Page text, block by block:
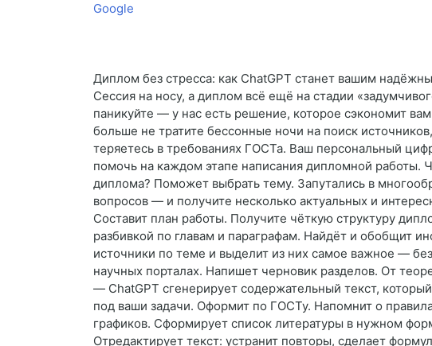
Google
Диплом без стресса: как ChatGPT станет вашим
Сессия на носу, а диплом всё ещё на стадии
паникуйте — у нас есть решение, которое сэкономит
больше не тратите бессонные ночи на поиск
теряетесь в требованиях ГОСТа. Ваш персональный
помочь на каждом этапе написания дипломной работы.
диплома? Поможет выбрать тему. Запутались в
вопросов — и получите несколько актуальных и
Составит план работы. Получите чёткую структуру
разбивкой по главам и параграфам. Найдёт и обобщит
источники по теме и выделит из них самое важное —
научных порталах. Напишет черновик разделов. От
— ChatGPT сгенерирует содержательный текст,
под ваши задачи. Оформит по ГОСТу. Напомнит о
графиков. Сформирует список литературы в нужном
Отредактирует текст: устранит повторы, сделает